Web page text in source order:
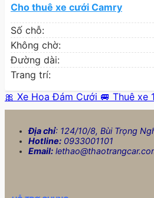
Cho thuê xe cưới Camry
Số chỗ:
Không chờ:
Đường dài:
Trang trí:
🎀 Xe Hoa Đám Cưới 🚐 Thuê xe
Địa chỉ: 124/10/8, Bùi Trọng
Hotline: 0933001101
Email: